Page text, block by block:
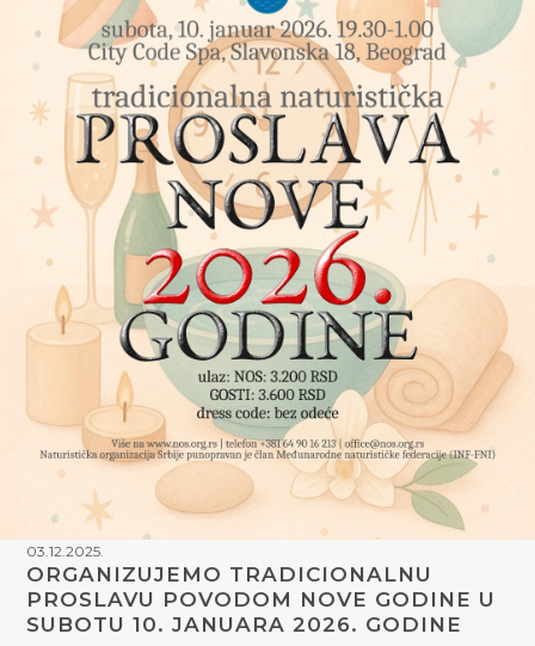
03.12.2025.
ORGANIZUJEMO TRADICIONALNU
PROSLAVU POVODOM NOVE GODINE U
SUBOTU 10. JANUARA 2026. GODINE